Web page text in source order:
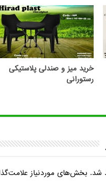
خرید میز و صندلی پلاستیکی
رستورانی
شد. بخش‌های موردنیاز